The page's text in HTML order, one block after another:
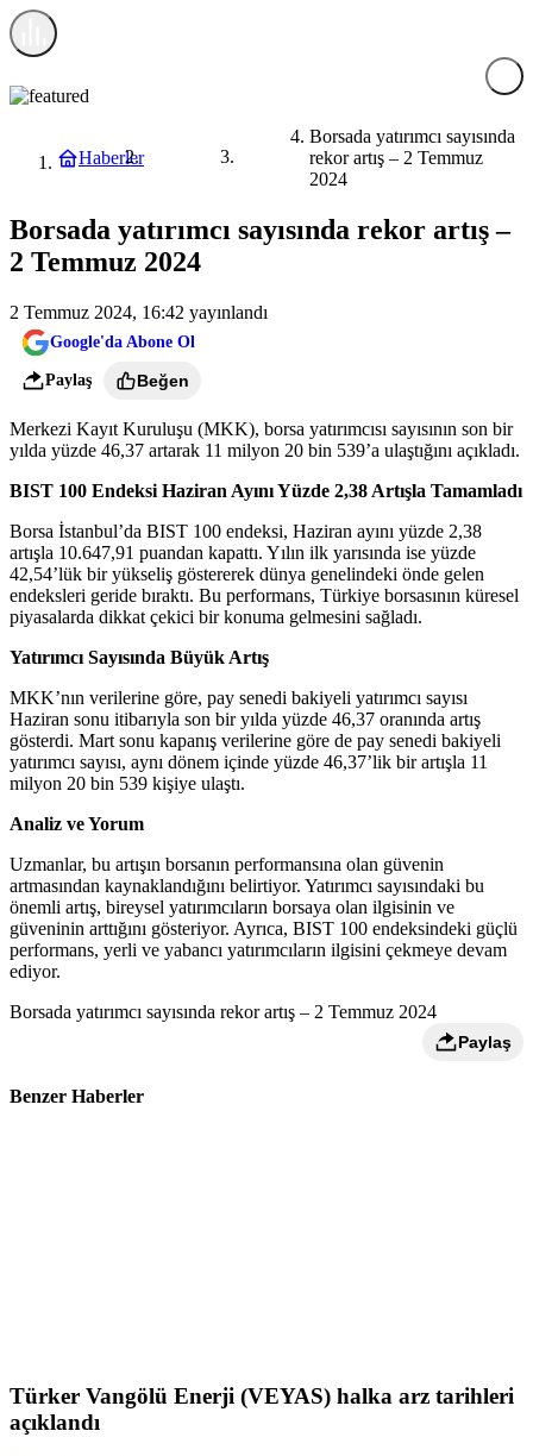
Haberler Ekonomi
Borsada yatırımcı sayısında
rekor artış – 2 Temmuz
2024
Borsada yatırımcı sayısında rekor artış –
2 Temmuz 2024
2 Temmuz 2024, 16:42 yayınlandı
Google'da Abone Ol
Paylaş Beğen
Merkezi Kayıt Kuruluşu (MKK), borsa yatırımcısı sayısının son bir
yılda yüzde 46,37 artarak 11 milyon 20 bin 539’a ulaştığını açıkladı.
BIST 100 Endeksi Haziran Ayını Yüzde 2,38 Artışla Tamamladı
Borsa İstanbul’da BIST 100 endeksi, Haziran ayını yüzde 2,38
artışla 10.647,91 puandan kapattı. Yılın ilk yarısında ise yüzde
42,54’lük bir yükseliş göstererek dünya genelindeki önde gelen
endeksleri geride bıraktı. Bu performans, Türkiye borsasının küresel
piyasalarda dikkat çekici bir konuma gelmesini sağladı.
Yatırımcı Sayısında Büyük Artış
MKK’nın verilerine göre, pay senedi bakiyeli yatırımcı sayısı
Haziran sonu itibarıyla son bir yılda yüzde 46,37 oranında artış
gösterdi. Mart sonu kapanış verilerine göre de pay senedi bakiyeli
yatırımcı sayısı, aynı dönem içinde yüzde 46,37’lik bir artışla 11
milyon 20 bin 539 kişiye ulaştı.
Analiz ve Yorum
Uzmanlar, bu artışın borsanın performansına olan güvenin
artmasından kaynaklandığını belirtiyor. Yatırımcı sayısındaki bu
önemli artış, bireysel yatırımcıların borsaya olan ilgisinin ve
güveninin arttığını gösteriyor. Ayrıca, BIST 100 endeksindeki güçlü
performans, yerli ve yabancı yatırımcıların ilgisini çekmeye devam
ediyor.
Borsada yatırımcı sayısında rekor artış – 2 Temmuz 2024
Paylaş
Benzer Haberler
Türker Vangölü Enerji (VEYAS) halka arz tarihleri
açıklandı